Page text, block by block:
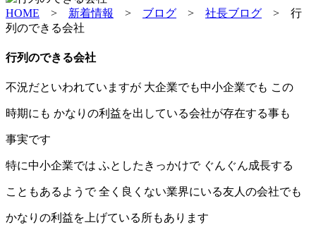
HOME > 新着情報 > ブログ > 社長ブログ > 行
列のできる会社
行列のできる会社
不況だといわれていますが 大企業でも中小企業でも この
時期にも かなりの利益を出している会社が存在する事も
事実です
特に中小企業では ふとしたきっかけで ぐんぐん成長する
こともあるようで 全く良くない業界にいる友人の会社でも
かなりの利益を上げている所もあります